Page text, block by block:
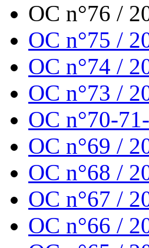
OC n°76 /
OC n°75 /
OC n°74 /
OC n°73 /
OC n°70-
OC n°69 /
OC n°68 /
OC n°67 /
OC n°66 /